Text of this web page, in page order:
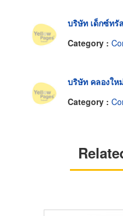
บริษัท เด็กซ์ทรั
Category :
บริษัท คลองให
Category :